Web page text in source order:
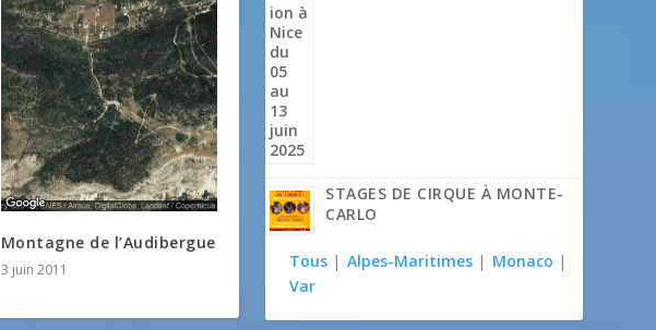
Montagne de l’Audibergue
3 juin 2011
STAGES DE CIRQUE À MONTE-
CARLO
Tous | Alpes-Maritimes | Monaco |
Var